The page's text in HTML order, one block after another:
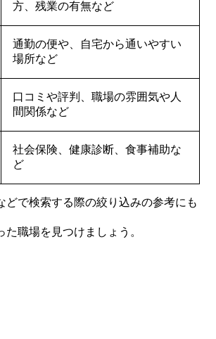
方、残業の有無など
通勤の便や、自宅から通いやすい
場所など
口コミや評判、職場の雰囲気や人
間関係など
社会保険、健康診断、食事補助な
ど
どで検索する際の絞り込みの参考にも
た職場を見つけましょう。